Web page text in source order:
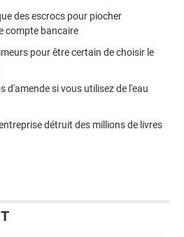
des escrocs pour piocher
compte bancaire
pour être certain de choisir le
d'amende si vous utilisez de l'eau
détruit des millions de livres